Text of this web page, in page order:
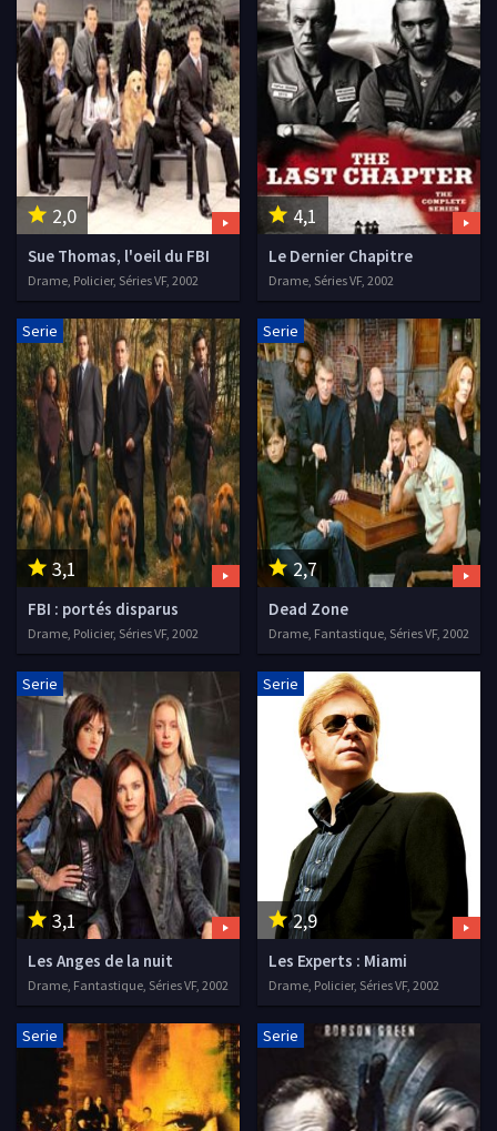
2,0
Sue Thomas, l'oeil du FBI
Drame, Policier, Séries VF, 2002
4,1
Le Dernier Chapitre
Drame, Séries VF, 2002
3,1
Serie
FBI : portés disparus
Drame, Policier, Séries VF, 2002
2,7
Serie
Dead Zone
Drame, Fantastique, Séries VF, 2002
3,1
Serie
Les Anges de la nuit
Drame, Fantastique, Séries VF, 2002
2,9
Serie
Les Experts : Miami
Drame, Policier, Séries VF, 2002
Serie Serie